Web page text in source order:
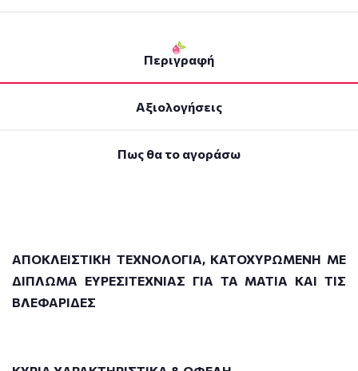
Περιγραφή
Αξιολογήσεις
Πως θα το αγοράσω
ΑΠΟΚΛΕΙΣΤΙΚΗ ΤΕΧΝΟΛΟΓΙΑ, ΚΑΤΟΧΥΡΩΜΕΝΗ ΜΕ
ΔΙΠΛΩΜΑ ΕΥΡΕΣΙΤΕΧΝΙΑΣ ΓΙΑ ΤΑ ΜΑΤΙΑ ΚΑΙ ΤΙΣ
ΒΛΕΦΑΡΙΔΕΣ